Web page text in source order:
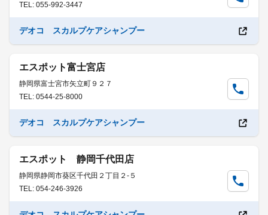
TEL: 055-992-3447
デオコ スカルプケアシャンプー
エスポット富士宮店
静岡県富士宮市矢立町９２７
TEL: 0544-25-8000
デオコ スカルプケアシャンプー
エスポット 静岡千代田店
静岡県静岡市葵区千代田２丁目２-５
TEL: 054-246-3926